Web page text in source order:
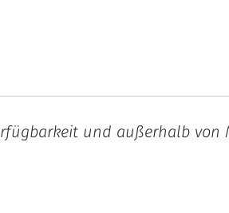
und außerhalb von